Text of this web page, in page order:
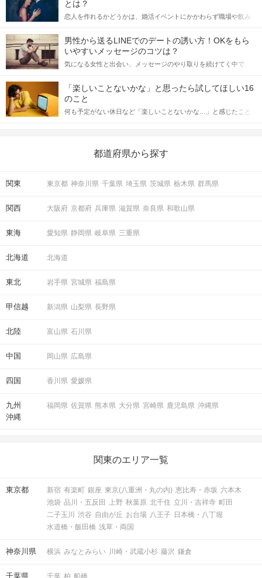
とは？
恋人を作れるかどうかは、婚活イベントにかかわらず職場や飲み
てアプローチできるかにも左右されます。 これから恋人作りを本
格的に始めようとしている方は、女性が異性を求めて出すサイン
をしっかりと理解し、正しい行動に移せるかどうかが重要。 この
記事では、女性が話しかけて欲しい時に出すサインとその心理を
合にどのような行動に繋げるべきかをご紹介していきます。
男性から送るLINEでのデートの誘い方！OKをもら
いやすいメッセージのコツは？
気になる女性と出会い、メッセージのやり取りを続けてく中で
しかし、中には「どう誘ったらいいの？」とお困りの男性もいら
っしゃるのではないでしょうか。 そこで今回は、男性から女性へ
送るLINEでのデートの誘い方のコツをご紹介します。例文も混じ
えながら解説するので、ぜひ参考にしてください。
「楽しいことないかな」と思ったら試してほしい16
のこと
何も予定がない休日など「楽しいことないかな…」と感じたこと
の楽しいことアイデアを集めました♪ いままさに楽しいことを探し
都道府県から探す
関東 東京都 神奈川県 千葉県 埼玉県 茨城県 栃木県 群馬県
関西 大阪府 京都府 兵庫県 滋賀県 奈良県 和歌山県
東海 愛知県 静岡県 岐阜県 三重県
北海道 北海道
東北 岩手県 宮城県 福島県
甲信越 新潟県 山梨県 長野県
北陸 富山県 石川県
中国 岡山県 広島県
四国 香川県 愛媛県
九州
沖縄
福岡県 佐賀県 熊本県 大分県 宮崎県 鹿児島県 沖縄県
関東のエリア一覧
東京都 新宿 有楽町 銀座 東京(八重洲・丸の内) 恵比寿・赤坂 六本木
池袋 品川・五反田 上野 秋葉原 北千住 立川・吉祥寺 町田
二子玉川
渋谷 自由が丘 お台場 八王子 日本橋・八丁堀
水道橋・飯田橋 浅草・両国
神奈川県 横浜 みなとみらい 川崎・武蔵小杉 藤沢 鎌倉
千葉県 千葉 柏 船橋